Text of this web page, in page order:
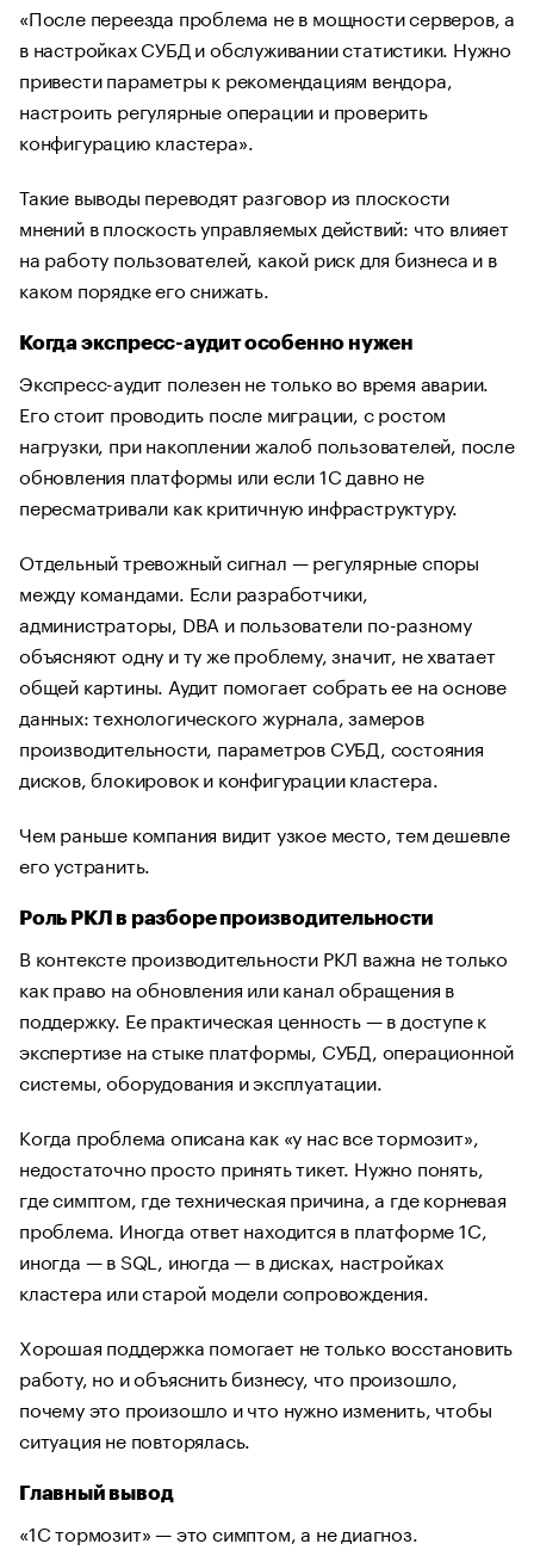
«После переезда проблема не в мощности серверов, а
в настройках СУБД и обслуживании статистики. Нужно
привести параметры к рекомендациям вендора,
настроить регулярные операции и проверить
конфигурацию кластера».
Такие выводы переводят разговор из плоскости
мнений в плоскость управляемых действий: что влияет
на работу пользователей, какой риск для бизнеса и в
каком порядке его снижать.
Когда экспресс-аудит особенно нужен
Экспресс-аудит полезен не только во время аварии.
Его стоит проводить после миграции, с ростом
нагрузки, при накоплении жалоб пользователей, после
обновления платформы или если 1С давно не
пересматривали как критичную инфраструктуру.
Отдельный тревожный сигнал — регулярные споры
между командами. Если разработчики,
администраторы, DBA и пользователи по-разному
объясняют одну и ту же проблему, значит, не хватает
общей картины. Аудит помогает собрать ее на основе
данных: технологического журнала, замеров
производительности, параметров СУБД, состояния
дисков, блокировок и конфигурации кластера.
Чем раньше компания видит узкое место, тем дешевле
его устранить.
Роль РКЛ в разборе производительности
В контексте производительности РКЛ важна не только
как право на обновления или канал обращения в
поддержку. Ее практическая ценность — в доступе к
экспертизе на стыке платформы, СУБД, операционной
системы, оборудования и эксплуатации.
Когда проблема описана как «у нас все тормозит»,
недостаточно просто принять тикет. Нужно понять,
где симптом, где техническая причина, а где корневая
проблема. Иногда ответ находится в платформе 1С,
иногда — в SQL, иногда — в дисках, настройках
кластера или старой модели сопровождения.
Хорошая поддержка помогает не только восстановить
работу, но и объяснить бизнесу, что произошло,
почему это произошло и что нужно изменить, чтобы
ситуация не повторялась.
Главный вывод
«1С тормозит» — это симптом, а не диагноз.